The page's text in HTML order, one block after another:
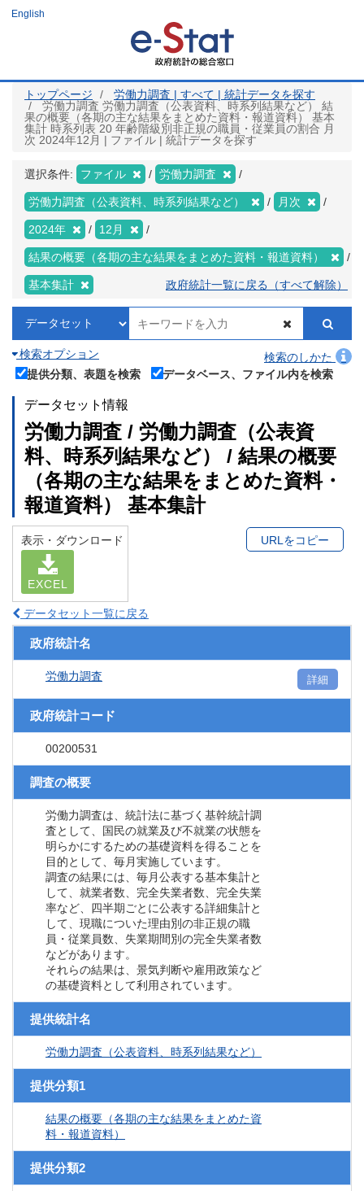
ツ
English
トップページ
労働力調査 | すべて | 統計データを探す
労働力調査 労働力調査（公表資料、時系列結果など） 結
果の概要（各期の主な結果をまとめた資料・報道資料） 基本
集計 時系列表 20 年齢階級別非正規の職員・従業員の割合 月
次 2024年12月 | ファイル | 統計データを探す
選択条件: ファイル 労働力調査
労働力調査（公表資料、時系列結果など） 月次
2024年 12月
結果の概要（各期の主な結果をまとめた資料・報道資料）
基本集計 政府統計一覧に戻る（すべて解除）
検索オプション
検索のしかた
提供分類、表題を検索
データベース、ファイル内を検索
データセット情報
労働力調査 / 労働力調査（公表資
料、時系列結果など） / 結果の概要
（各期の主な結果をまとめた資料・
報道資料） 基本集計
表示・ダウンロード
EXCEL
URLをコピー
データセット一覧に戻る
政府統計名
労働力調査 詳細
政府統計コード
00200531
調査の概要
労働力調査は、統計法に基づく基幹統計調
査として、国民の就業及び不就業の状態を
明らかにするための基礎資料を得ることを
目的として、毎月実施しています。
調査の結果には、毎月公表する基本集計と
して、就業者数、完全失業者数、完全失業
率など、四半期ごとに公表する詳細集計と
して、現職についた理由別の非正規の職
員・従業員数、失業期間別の完全失業者数
などがあります。
それらの結果は、景気判断や雇用政策など
の基礎資料として利用されています。
提供統計名
労働力調査（公表資料、時系列結果など）
提供分類1
結果の概要（各期の主な結果をまとめた資
料・報道資料）
提供分類2